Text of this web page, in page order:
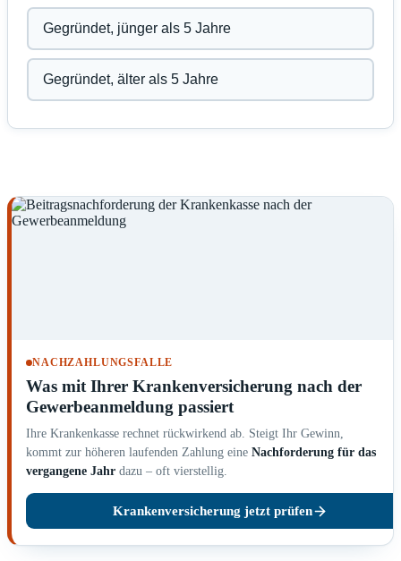
Gegründet, jünger als 5 Jahre
Gegründet, älter als 5 Jahre
NACHZAHLUNGSFALLE
Was mit Ihrer Krankenversicherung nach der
Gewerbeanmeldung passiert
Ihre Krankenkasse rechnet rückwirkend ab. Steigt Ihr Gewinn,
kommt zur höheren laufenden Zahlung eine Nachforderung für das
vergangene Jahr dazu – oft vierstellig.
Krankenversicherung jetzt prüfen